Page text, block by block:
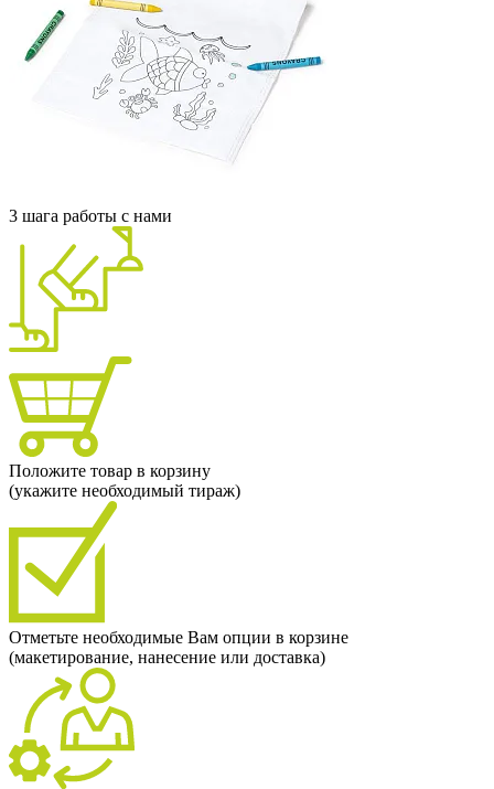
3 шага работы с нами
Положите товар в корзину
(укажите необходимый тираж)
Отметьте необходимые Вам опции в корзине
(макетирование, нанесение или доставка)